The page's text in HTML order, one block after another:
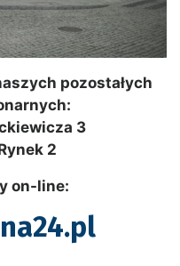
pozostałych
3
2
on-line: